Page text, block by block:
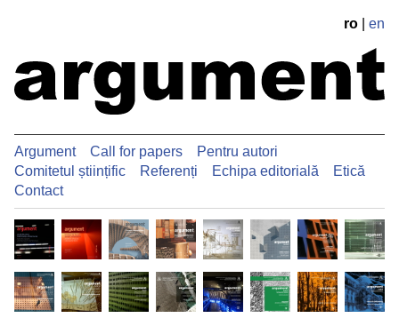
ro en
Argument Call for papers
Pentru autori
Comitetul științific
Referenți Echipa editorială
Etică
Contact